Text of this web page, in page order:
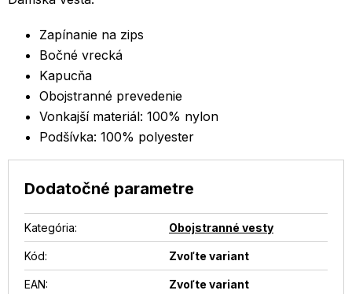
Zapínanie na zips
Bočné vrecká
Kapucňa
Obojstranné prevedenie
Vonkajší materiál: 100% nylon
Podšívka: 100% polyester
Dodatočné parametre
Kategória: Obojstranné vesty
Kód: Zvoľte variant
EAN: Zvoľte variant